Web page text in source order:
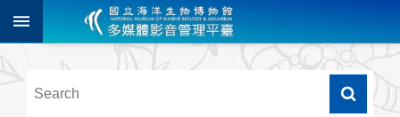
跳到主要內容區塊
階
尋